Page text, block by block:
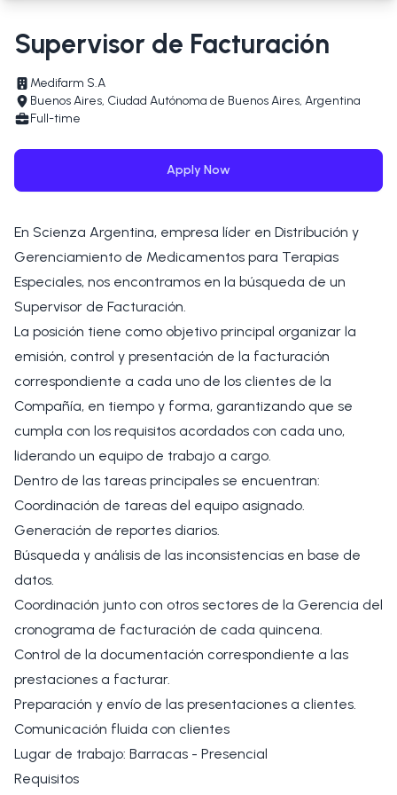
Supervisor de Facturación
Medifarm S.A
Buenos Aires, Ciudad Autónoma de Buenos Aires, Argentina
Full-time
Apply Now
En Scienza Argentina, empresa líder en Distribución y
Gerenciamiento de Medicamentos para Terapias
Especiales, nos encontramos en la búsqueda de un
Supervisor de Facturación.
La posición tiene como objetivo principal organizar la
emisión, control y presentación de la facturación
correspondiente a cada uno de los clientes de la
Compañía, en tiempo y forma, garantizando que se
cumpla con los requisitos acordados con cada uno,
liderando un equipo de trabajo a cargo.
Dentro de las tareas principales se encuentran:
Coordinación de tareas del equipo asignado.
Generación de reportes diarios.
Búsqueda y análisis de las inconsistencias en base de
datos.
Coordinación junto con otros sectores de la Gerencia del
cronograma de facturación de cada quincena.
Control de la documentación correspondiente a las
prestaciones a facturar.
Preparación y envío de las presentaciones a clientes.
Comunicación fluida con clientes
Lugar de trabajo: Barracas - Presencial
Requisitos